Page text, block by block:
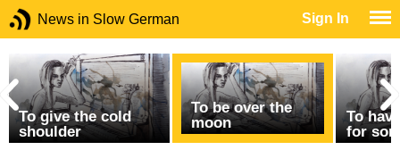
News in Slow German Sign In
To give the cold
shoulder
To be over the
moon
To
for